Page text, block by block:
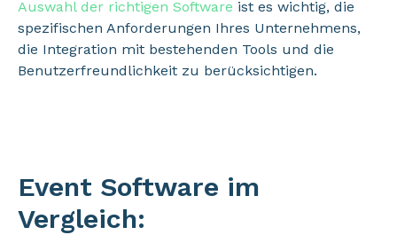
Auswahl der richtigen Software ist es wichtig, die
spezifischen Anforderungen Ihres Unternehmens,
die Integration mit bestehenden Tools und die
Benutzerfreundlichkeit zu berücksichtigen.
Event Software im
Vergleich: